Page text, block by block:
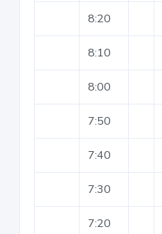
8:20
8:10
8:00
7:50
7:40
7:30
7:20